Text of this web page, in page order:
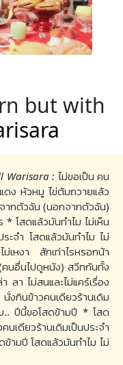
but with
Warisara : ไม่ขอเป็น คน
ง หัวหมู ไข่ต้มถวายแล้ว
ากตัวฉัน (นอกจากตัวฉัน)
* โสดแล้วมันทำไม ไม่เห็น
ะจำ โสดแล้วมันทำไม ไม่
เหงา สักเท่าไรหรอกน้า
นอื่นไปดูหนัง) สวีทกันทั้ง
า ไม่สนและไม่แคร์เรื่อง
งกินข้าวคนเดียวร้านเดิม
บ.. ปีนี้ขอโสดข้ามปี * โสด
เดียวร้านเดิมเป็นประจำ
ข้ามปี โสดแล้วมันทำไม ไม่